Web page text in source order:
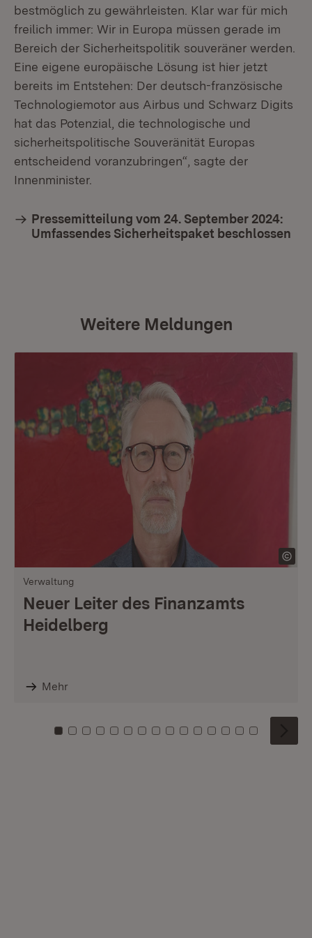
bestmöglich zu gewährleisten. Klar war für mich
freilich immer: Wir in Europa müssen gerade im
Bereich der Sicherheitspolitik souveräner werden.
Eine eigene europäische Lösung ist hier jetzt
bereits im Entstehen: Der deutsch-französische
Technologiemotor aus Airbus und Schwarz Digits
hat das Potenzial, die technologische und
sicherheitspolitische Souveränität Europas
entscheidend voranzubringen“, sagte der
Innenminister.
Pressemitteilung vom 24. September 2024:
Umfassendes Sicherheitspaket beschlossen
Weitere Meldungen
Verwaltung
Neuer Leiter des Finanzamts
Heidelberg
Mehr
Zu Kachel: 0
Zu Kachel: 1
Zu Kachel: 2
Zu Kachel: 3
Zu Kachel: 4
Zu Kachel: 5
Zu Kachel: 6
Zu Kachel: 7
Zu Kachel: 8
Zu Kachel: 9
Zu Kachel: 10
Zu Kachel: 11
Zu Kachel: 12
Zu Kachel:
Zu